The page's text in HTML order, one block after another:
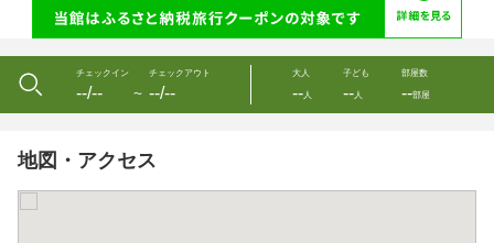
チェックイン
--/-- 〜
チェックアウト
--/--
大人
--人
子ども
--人
部屋数
--部屋
地図・アクセス